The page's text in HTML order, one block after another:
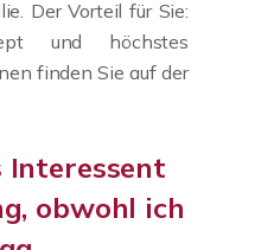
Der Vorteil für Sie:
und höchstes
finden Sie auf der
Interessent
obwohl ich